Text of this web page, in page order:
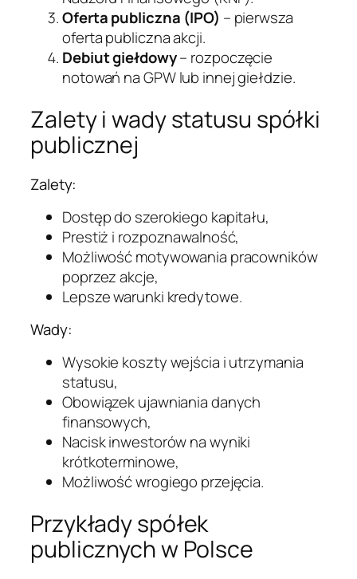
Oferta publiczna (IPO) – pierwsza
oferta publiczna akcji.
Debiut giełdowy– rozpoczęcie
notowań na GPW lub innej giełdzie.
Zalety i wady statusu spółki
publicznej
Zalety:
Dostęp do szerokiego kapitału,
Prestiż i rozpoznawalność,
Możliwość motywowania pracowników
poprzez akcje,
Lepsze warunki kredytowe.
Wady:
Wysokie koszty wejścia i utrzymania
statusu,
Obowiązek ujawniania danych
finansowych,
Nacisk inwestorów na wyniki
krótkoterminowe,
Możliwość wrogiego przejęcia.
Przykłady spółek
publicznych w Polsce